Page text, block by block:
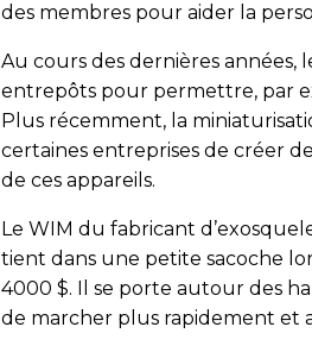
des membres pour aider la
Au cours des dernières
entrepôts pour permettre, par
Plus récemment, la
certaines entreprises de créer
de ces appareils.
Le WIM du fabricant
tient dans une petite sacoche
4000 $. Il se porte autour des
de marcher plus rapidement et